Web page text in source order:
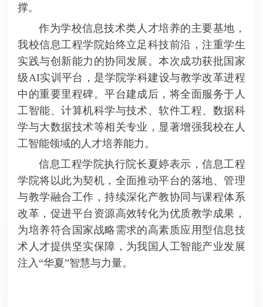
撑。
作为学校信息技术类人才培养的主要基地，
我校信息工程学院始终立足科技前沿，注重学生
实践与创新能力的协同发展。本次成功获批国家
级AI实训平台，是学院学科建设与教学改革进程
中的重要里程碑。平台建成后，将全面服务于人
工智能、计算机科学与技术、软件工程、数据科
学与大数据技术等相关专业，显著增强我校在人
工智能领域的人才培养能力。
信息工程学院执行院长夏婷表示，信息工程
学院将以此为契机，全面推动平台的落地、管理
与教学融合工作，持续深化产教协同与课程体系
改革，促进平台资源高效转化为优质教学成果，
为培养符合国家战略需求的高素质应用型信息技
术人才提供坚实保障，为我国人工智能产业发展
注入“华夏”智慧与力量。